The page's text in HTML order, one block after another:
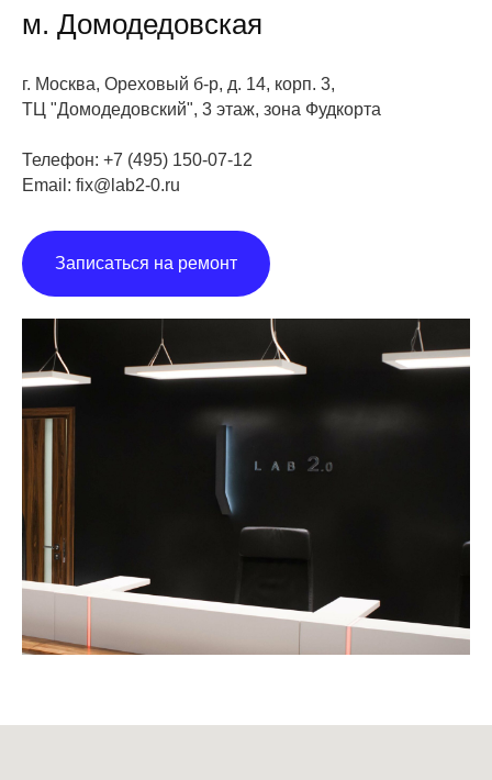
м. Домодедовская
г. Москва, Ореховый б-р, д. 14, корп. 3,
ТЦ "Домодедовский", 3 этаж, зона Фудкорта
Телефон: +7 (495) 150-07-12
Email: fix@lab2-0.ru
Записаться на ремонт